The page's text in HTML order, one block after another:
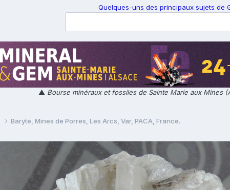
Quelques-uns des principaux sujets de
▲ Bourse minéraux et fossiles de Sainte Marie aux Mines
Baryte, Mines de Porres, Les Arcs, Var, PACA, France.